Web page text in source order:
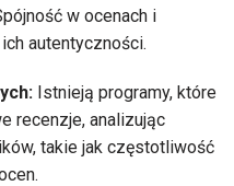
w ocenach i
autentyczności.
Istnieją programy, które
recenzje, analizując
takie jak częstotliwość